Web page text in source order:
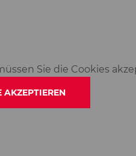
Sie die Cookies
AKZEPTIEREN